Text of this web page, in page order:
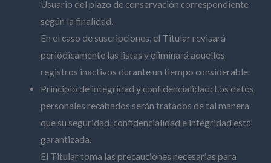
Usuario del plazo de conservación correspondiente
según la finalidad.
En el caso de suscripciones, el Titular revisará
periódicamente las listas y eliminará aquellos
registros inactivos durante un tiempo considerable.
Principio de integridad y confidencialidad: Los datos
personales recabados serán tratados de tal manera
que su seguridad, confidencialidad e integridad está
garantizada.
El Titular toma las precauciones necesarias para